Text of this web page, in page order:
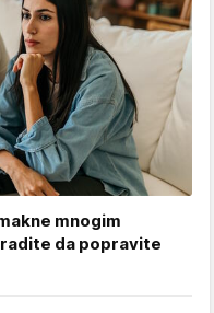
mnogim
da popravite